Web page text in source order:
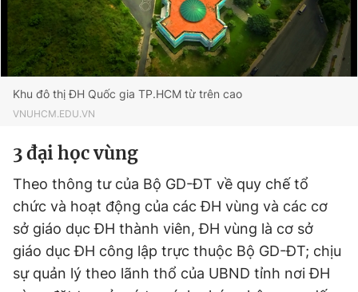
Khu đô thị ĐH Quốc gia TP.HCM từ trên cao
VNUHCM.EDU.VN
3 đại học vùng
Theo thông tư của Bộ GD-ĐT về quy chế tổ
chức và hoạt động của các ĐH vùng và các cơ
sở giáo dục ĐH thành viên, ĐH vùng là cơ sở
giáo dục ĐH công lập trực thuộc Bộ GD-ĐT; chịu
sự quản lý theo lãnh thổ của UBND tỉnh nơi ĐH